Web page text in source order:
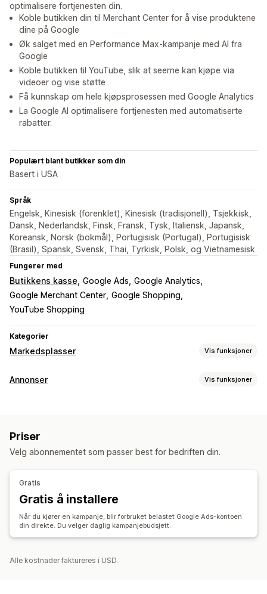
optimalisere fortjenesten din.
Koble butikken din til Merchant Center for å vise produktene
dine på Google
Øk salget med en Performance Max-kampanje med AI fra
Google
Koble butikken til YouTube, slik at seerne kan kjøpe via
videoer og vise støtte
Få kunnskap om hele kjøpsprosessen med Google Analytics
La Google AI optimalisere fortjenesten med automatiserte
rabatter.
Populært blant butikker som din
Basert i USA
Språk
Engelsk, Kinesisk (forenklet), Kinesisk (tradisjonell), Tsjekkisk,
Dansk, Nederlandsk, Finsk, Fransk, Tysk, Italiensk, Japansk,
Koreansk, Norsk (bokmål), Portugisisk (Portugal), Portugisisk
(Brasil), Spansk, Svensk, Thai, Tyrkisk, Polsk, og Vietnamesisk
Fungerer med
Butikkens kasse Google Ads Google Analytics
Google Merchant Center Google Shopping
YouTube Shopping
Kategorier
Markedsplasser Vis funksjoner
Administrering av oppføring
Bestillingsadministrering
Synkronisering av lagerbeholdning
Annonser Vis funksjoner
Tilpassede publikum
Ny målretting
KI-optimalisering
Ytelsesanalyse
ROI-analyse «Klikk videre»-rater
Priser
Velg abonnementet som passer best for bedriften din.
Gratis
Gratis å installere
Når du kjører en kampanje, blir forbruket belastet Google Ads-kontoen
din direkte. Du velger daglig kampanjebudsjett.
Alle kostnader faktureres i USD.